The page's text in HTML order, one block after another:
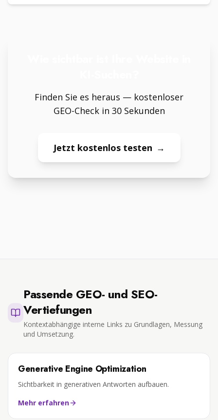
Finden Sie es heraus — kostenloser
GEO-Check in 30 Sekunden
Jetzt kostenlos testen →
Passende GEO- und SEO-
Vertiefungen
Kontextabhängige interne Links zu Grundlagen, Messung
und Umsetzung.
Generative Engine Optimization
Sichtbarkeit in generativen Antworten aufbauen.
Mehr erfahren